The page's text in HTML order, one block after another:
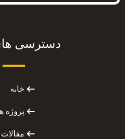
دسترسی
خانه
پروژه
مقالات